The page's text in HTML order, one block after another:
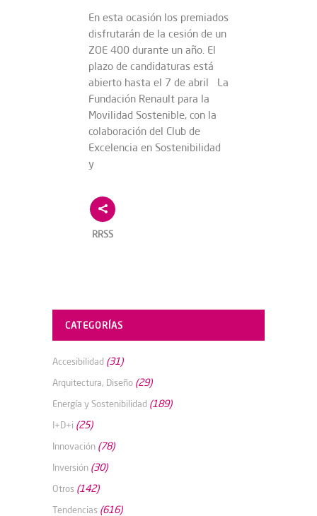
En esta ocasión los premiados
disfrutarán de la cesión de un
ZOE 400 durante un año. El
plazo de candidaturas está
abierto hasta el 7 de abril La
Fundación Renault para la
Movilidad Sostenible, con la
colaboración del Club de
Excelencia en Sostenibilidad
y
RRSS
CATEGORÍAS
Accesibilidad (31)
Arquitectura, Diseño (29)
Energía y Sostenibilidad (189)
I+D+i (25)
Innovación (78)
Inversión (30)
Otros (142)
Tendencias (616)